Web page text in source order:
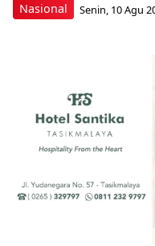
Nasional Senin, 10 Agu